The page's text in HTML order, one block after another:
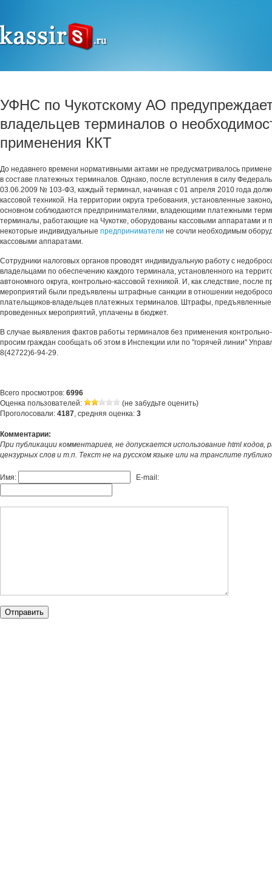
УФНС по Чукотскому АО
владельцев терминалов о
применения ККТ
До недавнего времени нормативными актами не предусматривалось
в составе платежных терминалов. Однако, после вступления в силу
03.06.2009 № 103-ФЗ, каждый терминал, начиная с 01 апреля 2010 года
кассовой техникой. На территории округа требования, установленные
основном соблюдаются предпринимателями, владеющими платежными
терминалы, работающие на Чукотке, оборудованы кассовыми аппаратами и
некоторые индивидуальные предприниматели не сочли необходимым
кассовыми аппаратами.
Сотрудники налоговых органов проводят индивидуальную работу с
владельцами по обеспечению каждого терминала, установленного на
автономного округа, контрольно-кассовой техникой. И, как следствие, после
мероприятий были предъявлены штрафные санкции в отношении
плательщиков-владельцев платежных терминалов. Штрафы, предъявленные
проведенных мероприятий, уплачены в бюджет.
В случае выявления фактов работы терминалов без применения контрольно-
просим граждан сообщать об этом в Инспекции или по "горячей линии"
8(42722)6-94-29.
Всего просмотров: 6996
Оценка пользователей:
(не забудьте оценить)
Проголосовали: 4187, средняя оценка: 3
Комментарии:
При публикации комментариев, не допускается использование html кодов,
цензурных слов и т.п. Текст не на русском языке или на транслите
Имя: E-mail: